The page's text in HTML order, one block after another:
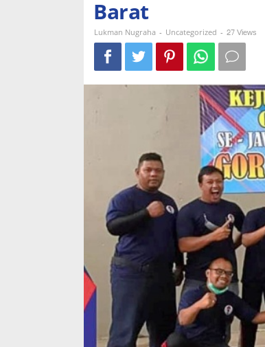
Kejuaraan
Gulat
Tingkat
Provinsi
Jawa
Barat
Barat
Lukman Nugraha - Uncategorized - 27 Views